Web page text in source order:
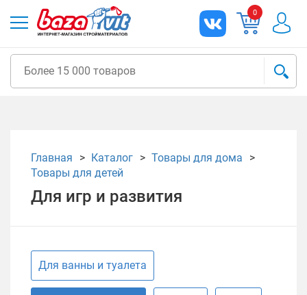
0
Главная Каталог
Товары для дома
Товары для детей
Для игр и развития
Для ванны и туалета